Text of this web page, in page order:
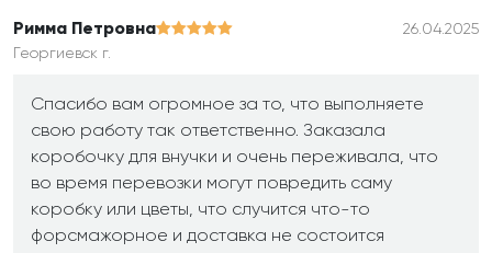
Римма Петровна
26.04.2025
Георгиевск г.
Спасибо вам огромное за то, что выполняете
свою работу так ответственно. Заказала
коробочку для внучки и очень переживала, что
во время перевозки могут повредить саму
коробку или цветы, что случится что-то
форсмажорное и доставка не состоится